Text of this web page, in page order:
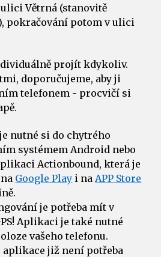
Větrná (stanovitě
pokračování potom v ulici
projít kdykoliv.
doporučujeme, aby ji
telefonem - procvičí si
nutné si do chytrého
systémem Android nebo
Actionbound, která je
Google Play i na APP Store
je potřeba mít v
Aplikaci je také nutné
vašeho telefonu.
aplikace již není potřeba